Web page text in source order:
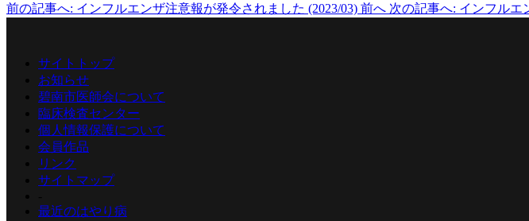
前の記事へ: インフルエンザ注意報が発令されました (2023/03) 前へ 次の記事へ: インフルエ
サイトトップ
お知らせ
碧南市医師会について
臨床検査センター
個人情報保護について
会員作品
リンク
サイトマップ
最近のはやり病